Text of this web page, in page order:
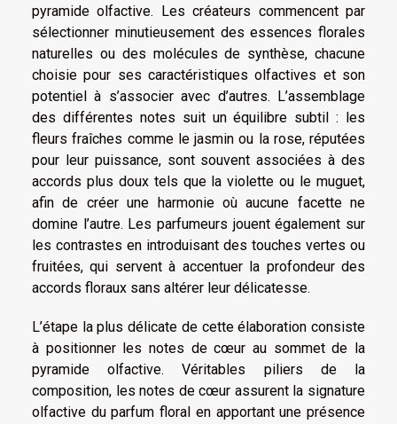
pyramide olfactive. Les créateurs commencent par
sélectionner minutieusement des essences florales
naturelles ou des molécules de synthèse, chacune
choisie pour ses caractéristiques olfactives et son
potentiel à s’associer avec d’autres. L’assemblage
des différentes notes suit un équilibre subtil : les
fleurs fraîches comme le jasmin ou la rose, réputées
pour leur puissance, sont souvent associées à des
accords plus doux tels que la violette ou le muguet,
afin de créer une harmonie où aucune facette ne
domine l’autre. Les parfumeurs jouent également sur
les contrastes en introduisant des touches vertes ou
fruitées, qui servent à accentuer la profondeur des
accords floraux sans altérer leur délicatesse.
L’étape la plus délicate de cette élaboration consiste
à positionner les notes de cœur au sommet de la
pyramide olfactive. Véritables piliers de la
composition, les notes de cœur assurent la signature
olfactive du parfum floral en apportant une présence